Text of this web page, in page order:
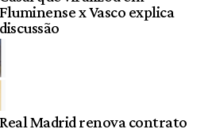
Fluminense x Vasco explica
discussão
Real Madrid renova contrato